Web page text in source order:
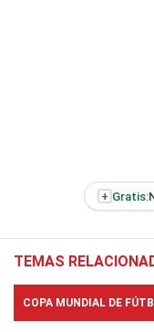
+ Gratis:
TEMAS
COPA MUNDIAL DE